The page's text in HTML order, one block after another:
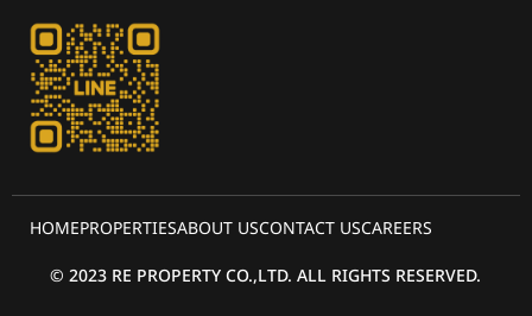
HOMEPROPERTIESABOUT USCONTACT USCAREERS
© 2023 RE PROPERTY CO.,LTD. ALL RIGHTS RESERVED.